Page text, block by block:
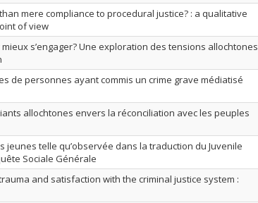
mere compliance to procedural justice? : a qualitative
of view
s’engager? Une exploration des tensions allochtones
de personnes ayant commis un crime grave médiatisé
allochtones envers la réconciliation avec les peuples
jeunes telle qu’observée dans la traduction du Juvenile
Sociale Générale
and satisfaction with the criminal justice system :